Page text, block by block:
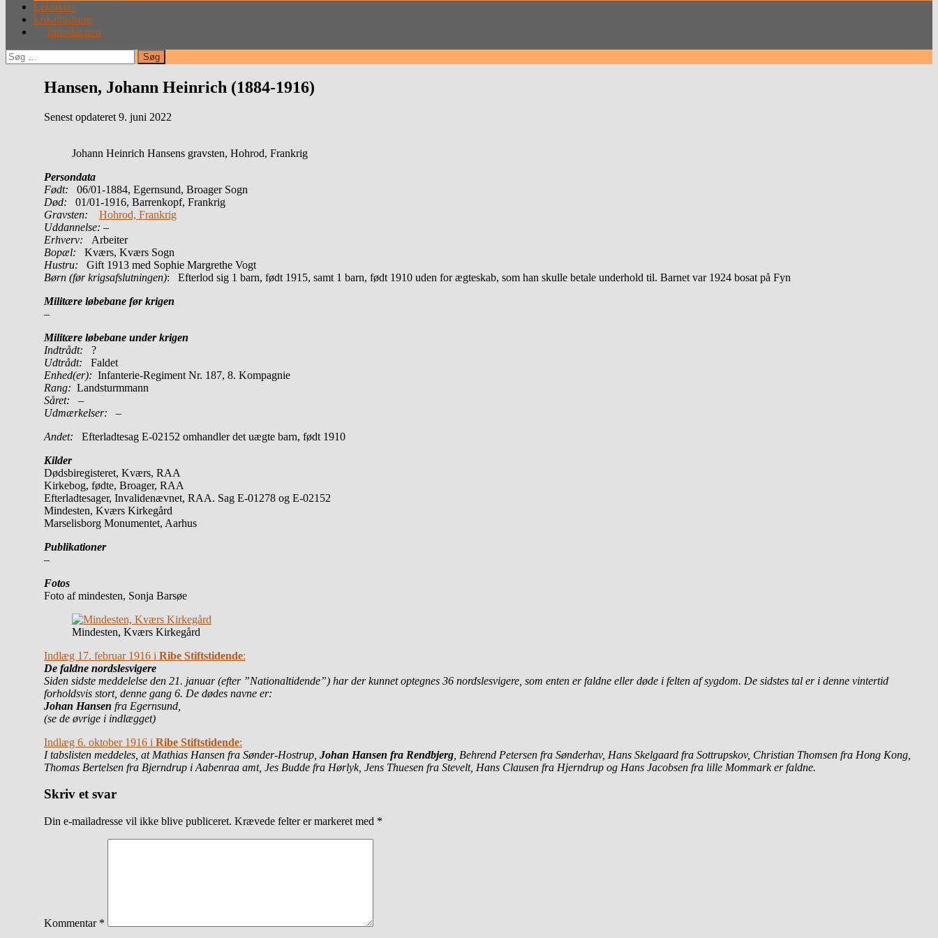
Leksikon
Lokalhistorie
Introduction
Søg
efter:
Hansen, Johann Heinrich (1884-1916)
Senest opdateret 9. juni 2022
Johann Heinrich Hansens gravsten, Hohrod, Frankrig
Persondata
Født: 06/01-1884, Egernsund, Broager Sogn
Død: 01/01-1916, Barrenkopf, Frankrig
Gravsten:
Hohrod, Frankrig
Uddannelse: –
Erhverv: Arbeiter
Bopæl: Kværs, Kværs Sogn
Hustru: Gift 1913 med Sophie Margrethe Vogt
Børn (før krigsafslutningen): Efterlod sig 1 barn, født 1915, samt 1 barn, født 1910 uden for ægteskab, som han skulle betale underhold til. Barnet var 1924 bosat på Fyn
Militære løbebane før krigen
–
Militære løbebane under krigen
Indtrådt: ?
Udtrådt: Faldet
Enhed(er): Infanterie-Regiment Nr. 187, 8. Kompagnie
Rang: Landsturmmann
Såret: –
Udmærkelser: –
Andet: Efterladtesag E-02152 omhandler det uægte barn, født 1910
Kilder
Dødsbiregisteret, Kværs, RAA
Kirkebog, fødte, Broager, RAA
Efterladtesager, Invalidenævnet, RAA. Sag E-01278 og E-02152
Mindesten, Kværs Kirkegård
Marselisborg Monumentet, Aarhus
Publikationer
–
Fotos
Foto af mindesten, Sonja Barsøe
Mindesten, Kværs Kirkegård
Indlæg 17. februar 1916 i Ribe Stiftstidende:
De faldne nordslesvigere
Siden sidste meddelelse den 21. januar (efter ”Nationaltidende”) har der kunnet optegnes 36 nordslesvigere, som enten er faldne eller døde i felten af sygdom. De sidstes tal er i denne vintertid
forholdsvis stort, denne gang 6. De dødes navne er:
Johan Hansen fra Egernsund,
(se de øvrige i indlægget)
Indlæg 6. oktober 1916 i Ribe Stiftstidende:
I tabslisten meddeles, at Mathias Hansen fra Sønder-Hostrup, Johan Hansen fra Rendbjerg , Behrend Petersen fra Sønderhav, Hans Skelgaard fra Sottrupskov, Christian Thomsen fra Hong Kong,
Thomas Bertelsen fra Bjerndrup i Aabenraa amt, Jes Budde fra Hørlyk, Jens Thuesen fra Stevelt, Hans Clausen fra Hjerndrup og Hans Jacobsen fra lille Mommark er faldne.
Skriv et svar
Din e-mailadresse vil ikke blive publiceret. Krævede felter er markeret med *
Kommentar *